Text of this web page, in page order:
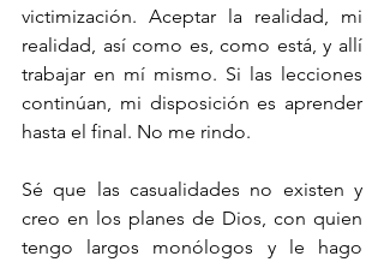
victimización. Aceptar la realidad, mi
realidad, así como es, como está, y allí
trabajar en mí mismo. Si las lecciones
continúan, mi disposición es aprender
hasta el final. No me rindo.
Sé que las casualidades no existen y
creo en los planes de Dios, con quien
tengo largos monólogos y le hago